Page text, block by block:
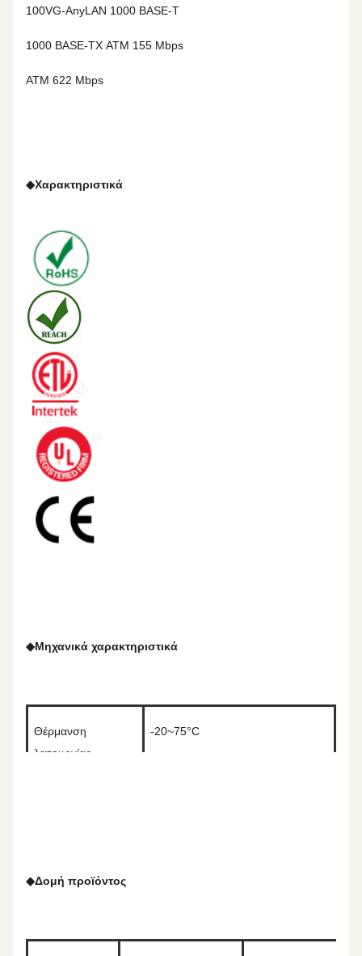
100VG-AnyLAN 1000 BASE-T
1000 BASE-TX ΑΤΜ 155 Mbps
ΑΤΜ 622 Mbps
◆Χαρακτηριστικά
◆Μηχανικά χαρακτηριστικά
Θέρμανση
λειτουργίας
-20~75°C
Ελάχιστη ακτίνα
◆Δομή προϊόντος